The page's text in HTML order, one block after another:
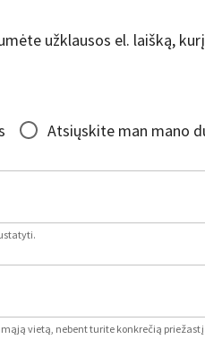
užklausos el. laišką,
Atsiųskite man mano
vietą, nebent turite konkrečią